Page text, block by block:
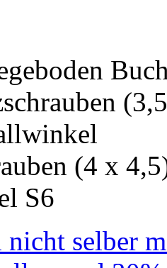
(4 x
S6
nicht selber